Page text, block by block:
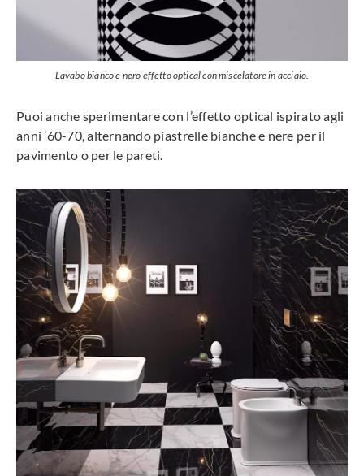
Lavabo bianco e nero effetto optical con miscelatore in acciaio.
Puoi anche sperimentare con l’effetto optical ispirato agli
anni ’60-70, alternando piastrelle bianche e nere per il
pavimento o per le pareti.